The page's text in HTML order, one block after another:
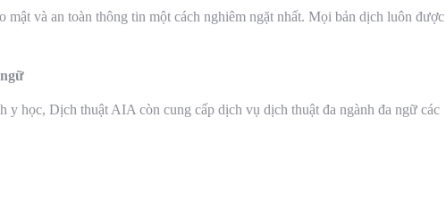
và an toàn thông tin một cách nghiêm ngặt nhất. Mọi bản dịch luôn được
y học, Dịch thuật AIA còn cung cấp dịch vụ dịch thuật đa ngành đa ngữ các